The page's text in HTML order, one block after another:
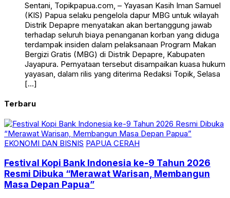
Sentani, Topikpapua.com, – Yayasan Kasih Iman Samuel
(KIS) Papua selaku pengelola dapur MBG untuk wilayah
Distrik Depapre menyatakan akan bertanggung jawab
terhadap seluruh biaya penanganan korban yang diduga
terdampak insiden dalam pelaksanaan Program Makan
Bergizi Gratis (MBG) di Distrik Depapre, Kabupaten
Jayapura. Pernyataan tersebut disampaikan kuasa hukum
yayasan, dalam rilis yang diterima Redaksi Topik, Selasa
[…]
Terbaru
EKONOMI DAN BISNIS PAPUA CERAH
Festival Kopi Bank Indonesia ke-9 Tahun 2026
Resmi Dibuka “Merawat Warisan, Membangun
Masa Depan Papua”